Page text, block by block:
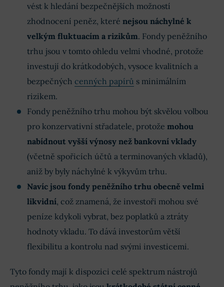
vést k hledání bezpečnějších možností
zhodnocení peněz, které nejsou náchylné k
velkým fluktuacím a rizikům. Fondy peněžního
trhu jsou v tomto ohledu velmi vhodné, protože
investují do krátkodobých, vysoce kvalitních a
bezpečných cenných papírů s minimálním
rizikem.
Fondy peněžního trhu mohou být skvělou volbou
pro konzervativní střadatele, protože mohou
nabídnout vyšší výnosy než bankovní vklady
(včetně spořicích účtů a terminovaných vkladů),
aniž by byly náchylné k výkyvům trhu.
Navíc jsou fondy peněžního trhu obecně velmi
likvidní, což znamená, že investoři mohou své
peníze kdykoli vybrat, bez poplatků a ztráty
hodnoty vkladu. To dává investorům větší
flexibilitu a kontrolu nad svými investicemi.
Tyto fondy mají k dispozici celé spektrum nástrojů